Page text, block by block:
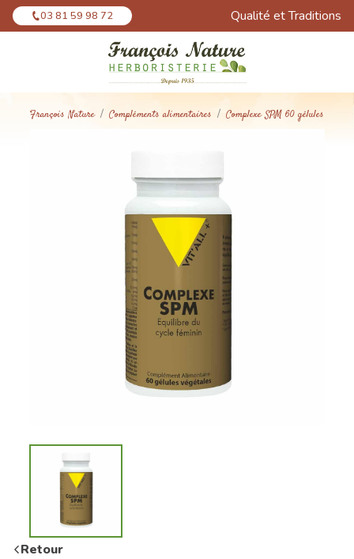
03 81 59 98 72 Qualité et Traditions
François Nature Compléments alimentaires Complexe SPM 60 gélules
Retour
Panneau de gestion des cookies